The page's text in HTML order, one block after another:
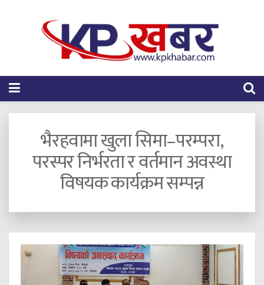
भैरहवामा खुला सिमा–परम्परा,
परस्पर निर्भरता र वर्तमान अवस्था
विषयक कार्यक्रम सम्पन्न